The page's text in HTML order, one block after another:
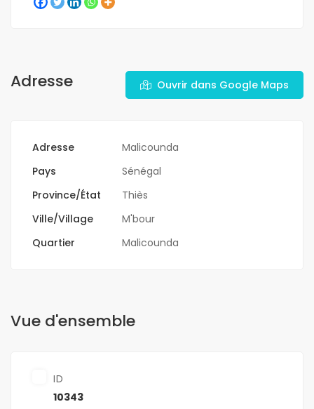
Adresse Ouvrir dans Google Maps
Adresse
Malicounda
Pays
Sénégal
Province/État
Thiès
Ville/Village
M'bour
Quartier
Malicounda
Vue d'ensemble
ID
10343